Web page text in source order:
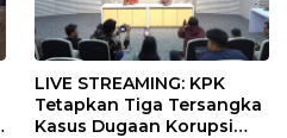
LIVE STREAMING: KPK
Tetapkan Tiga Tersangka
Kasus Dugaan Korupsi